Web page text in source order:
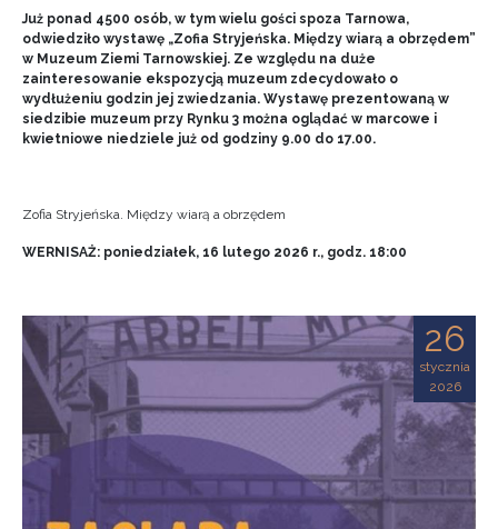
Już ponad 4500 osób, w tym wielu gości spoza Tarnowa,
odwiedziło wystawę „Zofia Stryjeńska. Między wiarą a obrzędem”
w Muzeum Ziemi Tarnowskiej. Ze względu na duże
zainteresowanie ekspozycją muzeum zdecydowało o
wydłużeniu godzin jej zwiedzania. Wystawę prezentowaną w
siedzibie muzeum przy Rynku 3 można oglądać w marcowe i
kwietniowe niedziele już od godziny 9.00 do 17.00.
Zofia Stryjeńska. Między wiarą a obrzędem
WERNISAŻ: poniedziałek, 16 lutego 2026 r., godz. 18:00
26
stycznia
2026